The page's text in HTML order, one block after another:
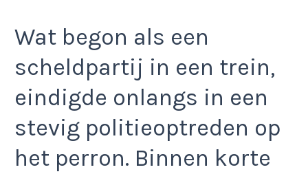
Wat begon als een
scheldpartij in een trein,
eindigde onlangs in een
stevig politieoptreden op
het perron. Binnen korte